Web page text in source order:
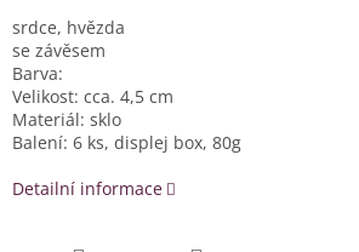
srdce, hvězda
se závěsem
Barva:
Velikost: cca. 4,5 cm
Materiál: sklo
Balení: 6 ks, displej box, 80g
Detailní informace